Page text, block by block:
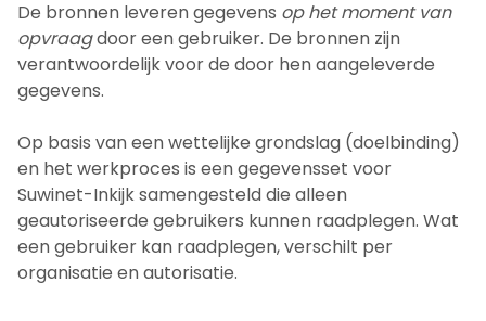
De bronnen leveren gegevens op het moment van
opvraagdoor een gebruiker. De bronnen zijn
verantwoordelijk voor de door hen aangeleverde
gegevens.
Op basis van een wettelijke grondslag (doelbinding)
en het werkproces is een gegevensset voor
Suwinet-Inkijk samengesteld die alleen
geautoriseerde gebruikers kunnen raadplegen. Wat
een gebruiker kan raadplegen, verschilt per
organisatie en autorisatie.